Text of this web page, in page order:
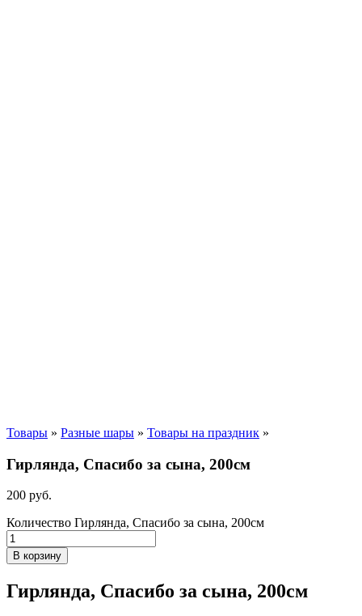
Товары » Разные шары » Товары на праздник »
Гирлянда, Спасибо за сына, 200см
200 руб.
Количество Гирлянда, Спасибо за сына, 200см
В корзину
Гирлянда, Спасибо за сына, 200см